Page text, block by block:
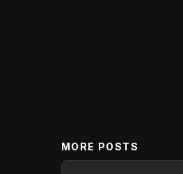
MORE POSTS